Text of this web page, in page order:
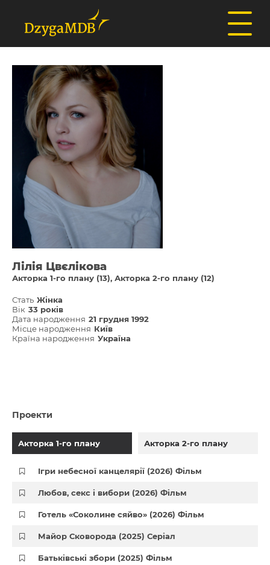
Лілія Цвєлікова
Акторка 1-го плану (13) Акторка 2-го плану (12)
Стать Жінка
Вік 33 років
Дата народження 21 грудня 1992
Місце народження Київ
Країна народження Україна
Проекти
Акторка 1-го плану Акторка 2-го плану
Ігри небесної канцелярії (2026) Фільм
Любов, секс і вибори (2026) Фільм
Готель «Соколине сяйво» (2026) Фільм
Майор Сковорода (2025) Серіал
Батьківські збори (2025) Фільм